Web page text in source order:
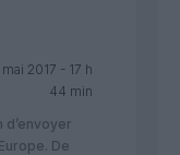
2017 - 17 h
44 min
d’envoyer
De